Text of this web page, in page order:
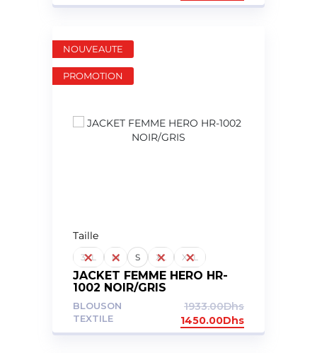
Taille
3XL M S XL XXL
JACKET FEMME HERO HR-
1002 NOIR/GRIS
BLOUSON
TEXTILE
1933.00Dhs
1450.00Dhs
NOUVEAUTE
PROMOTION